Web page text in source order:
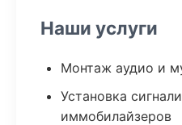
Наши услуги
Монтаж аудио и
Установка
иммобилайзеров